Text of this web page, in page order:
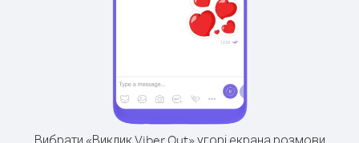
Вибрати «Виклик Viber Out» угорі екрана розмови